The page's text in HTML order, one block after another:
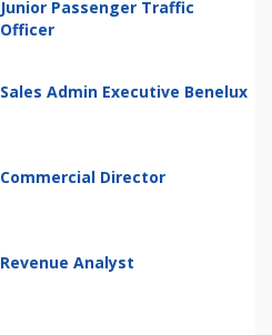
Junior Passenger Traffic
Officer
Sales Admin Executive Benelux
Commercial Director
Revenue Analyst